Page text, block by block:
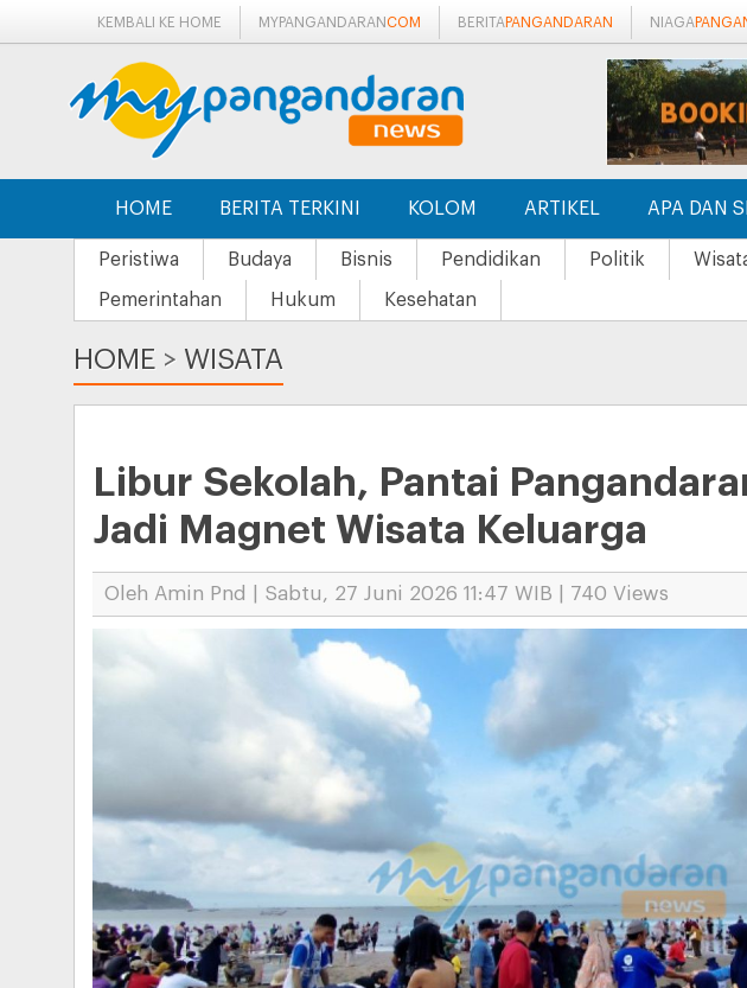
KEMBALI KE HOME MYPANGANDARANCOM BERITA PANGANDARAN NIAGA
HOME BERITA TERKINI KOLOM ARTIKEL APA DAN
Peristiwa Budaya Bisnis Pendidikan Politik
Pemerintahan Hukum Kesehatan
HOME > WISATA
Libur Sekolah, Pantai
Jadi Magnet Wisata Keluarga
Oleh Amin Pnd | Sabtu, 27 Juni 2026 11:47 WIB | 740 Views